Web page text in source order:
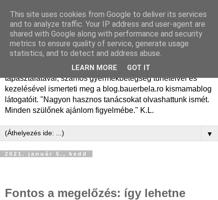
Dr. Bauer Béla Ph.D.
gyermekgyógyász
Dr. Bauer Béla Ph.D. gyermekgyógyász főorvos, 50 éves
tapasztalatával, számos gyermekbetegség tüneteivel és
kezelésével ismerteti meg a blog.bauerbela.ro kismamablog
látogatóit. "Nagyon hasznos tanácsokat olvashattunk ismét.
Minden szülőnek ajánlom figyelmébe." K.L.
▼
2021. január 5., kedd
Fontos a megelőzés: így lehetne
This site uses cookies from Google to deliver its services
and to analyze traffic. Your IP address and user-agent are
shared with Google along with performance and security
metrics to ensure quality of service, generate usage
statistics, and to detect and address abuse.
LEARN MORE GOT IT